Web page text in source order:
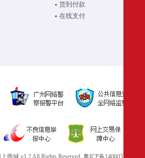
货到付款
在线支付
商城 v1.2 All Rights Reserved. 粤ICP备14060321号-1